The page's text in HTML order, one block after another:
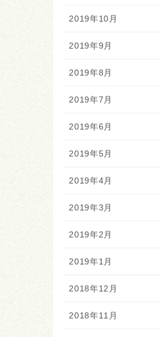
2019年10月
2019年9月
2019年8月
2019年7月
2019年6月
2019年5月
2019年4月
2019年3月
2019年2月
2019年1月
2018年12月
2018年11月